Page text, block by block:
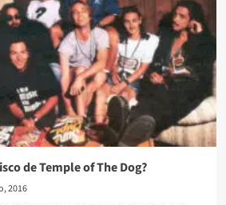
de Temple of The Dog?
2016